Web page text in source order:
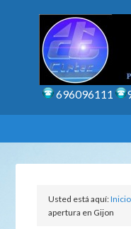
696096111
Usted está aquí:Inicio
apertura en Gijon